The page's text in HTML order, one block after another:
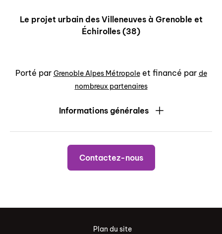
Le projet urbain des Villeneuves à Grenoble et
Échirolles (38)
Porté par Grenoble Alpes Métropoleet financé par de
nombreux partenaires
Informations générales
Contactez-nous
Plan du site